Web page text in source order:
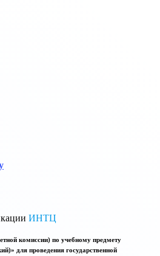
ИНТЦ
комиссии) по учебному предмету
для проведения государственной